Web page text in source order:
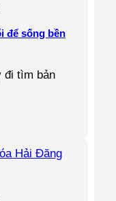
để sống bền
đi tìm bản